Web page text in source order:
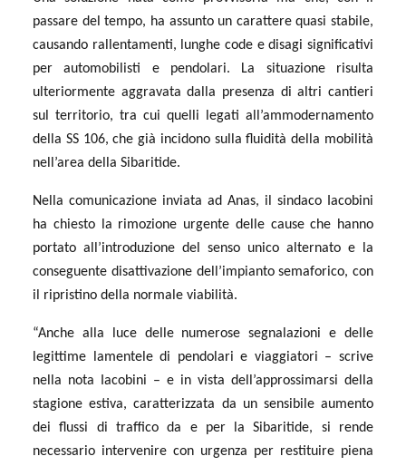
passare del tempo, ha assunto un carattere quasi stabile,
causando rallentamenti, lunghe code e disagi significativi
per automobilisti e pendolari. La situazione risulta
ulteriormente aggravata dalla presenza di altri cantieri
sul territorio, tra cui quelli legati all’ammodernamento
della SS 106, che già incidono sulla fluidità della mobilità
nell’area della Sibaritide.
Nella comunicazione inviata ad Anas, il sindaco Iacobini
ha chiesto la rimozione urgente delle cause che hanno
portato all’introduzione del senso unico alternato e la
conseguente disattivazione dell’impianto semaforico, con
il ripristino della normale viabilità.
“Anche alla luce delle numerose segnalazioni e delle
legittime lamentele di pendolari e viaggiatori – scrive
nella nota Iacobini – e in vista dell’approssimarsi della
stagione estiva, caratterizzata da un sensibile aumento
dei flussi di traffico da e per la Sibaritide, si rende
necessario intervenire con urgenza per restituire piena